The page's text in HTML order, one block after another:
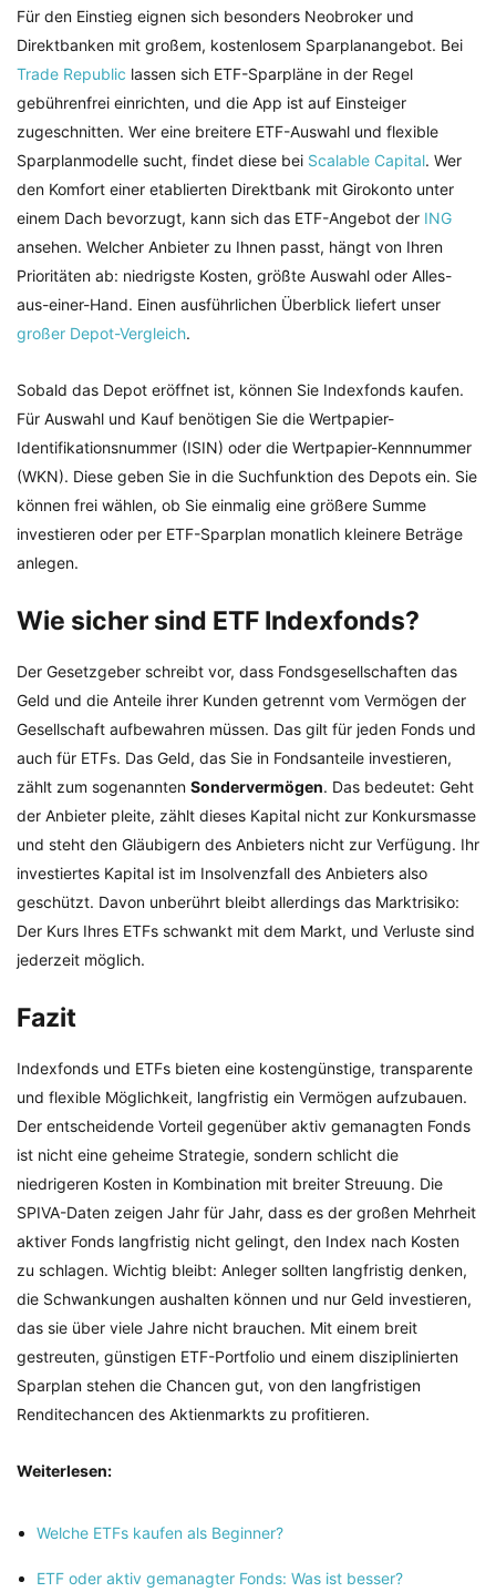
Für den Einstieg eignen sich besonders Neobroker und
Direktbanken mit großem, kostenlosem Sparplanangebot. Bei
Trade Republic lassen sich ETF-Sparpläne in der Regel
gebührenfrei einrichten, und die App ist auf Einsteiger
zugeschnitten. Wer eine breitere ETF-Auswahl und flexible
Sparplanmodelle sucht, findet diese bei Scalable Capital. Wer
den Komfort einer etablierten Direktbank mit Girokonto unter
einem Dach bevorzugt, kann sich das ETF-Angebot der ING
ansehen. Welcher Anbieter zu Ihnen passt, hängt von Ihren
Prioritäten ab: niedrigste Kosten, größte Auswahl oder Alles-
aus-einer-Hand. Einen ausführlichen Überblick liefert unser
großer Depot-Vergleich.
Sobald das Depot eröffnet ist, können Sie Indexfonds kaufen.
Für Auswahl und Kauf benötigen Sie die Wertpapier-
Identifikationsnummer (ISIN) oder die Wertpapier-Kennnummer
(WKN). Diese geben Sie in die Suchfunktion des Depots ein. Sie
können frei wählen, ob Sie einmalig eine größere Summe
investieren oder per ETF-Sparplan monatlich kleinere Beträge
anlegen.
Wie sicher sind ETF Indexfonds?
Der Gesetzgeber schreibt vor, dass Fondsgesellschaften das
Geld und die Anteile ihrer Kunden getrennt vom Vermögen der
Gesellschaft aufbewahren müssen. Das gilt für jeden Fonds und
auch für ETFs. Das Geld, das Sie in Fondsanteile investieren,
zählt zum sogenannten Sondervermögen. Das bedeutet: Geht
der Anbieter pleite, zählt dieses Kapital nicht zur Konkursmasse
und steht den Gläubigern des Anbieters nicht zur Verfügung. Ihr
investiertes Kapital ist im Insolvenzfall des Anbieters also
geschützt. Davon unberührt bleibt allerdings das Marktrisiko:
Der Kurs Ihres ETFs schwankt mit dem Markt, und Verluste sind
jederzeit möglich.
Fazit
Indexfonds und ETFs bieten eine kostengünstige, transparente
und flexible Möglichkeit, langfristig ein Vermögen aufzubauen.
Der entscheidende Vorteil gegenüber aktiv gemanagten Fonds
ist nicht eine geheime Strategie, sondern schlicht die
niedrigeren Kosten in Kombination mit breiter Streuung. Die
SPIVA-Daten zeigen Jahr für Jahr, dass es der großen Mehrheit
aktiver Fonds langfristig nicht gelingt, den Index nach Kosten
zu schlagen. Wichtig bleibt: Anleger sollten langfristig denken,
die Schwankungen aushalten können und nur Geld investieren,
das sie über viele Jahre nicht brauchen. Mit einem breit
gestreuten, günstigen ETF-Portfolio und einem disziplinierten
Sparplan stehen die Chancen gut, von den langfristigen
Renditechancen des Aktienmarkts zu profitieren.
Weiterlesen:
Welche ETFs kaufen als Beginner?
ETF oder aktiv gemanagter Fonds: Was ist besser?